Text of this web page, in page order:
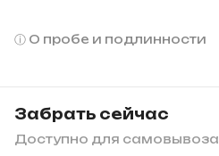
О пробе и подлинности
Забрать сейчас
Доступно для самовывоза